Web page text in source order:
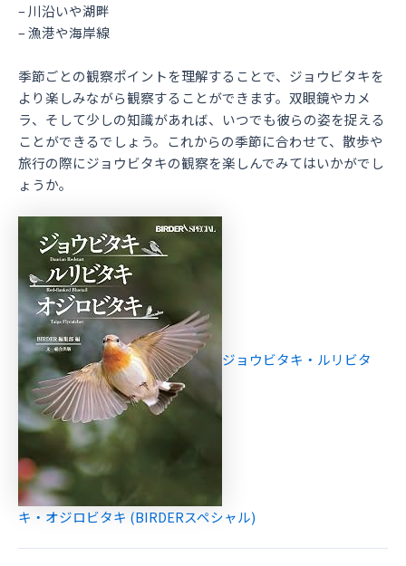
– 川沿いや湖畔
– 漁港や海岸線
季節ごとの観察ポイントを理解することで、ジョウビタキを
より楽しみながら観察することができます。双眼鏡やカメ
ラ、そして少しの知識があれば、いつでも彼らの姿を捉える
ことができるでしょう。これからの季節に合わせて、散歩や
旅行の際にジョウビタキの観察を楽しんでみてはいかがでし
ょうか。
ジョウビタキ・ルリビタ
キ・オジロビタキ (BIRDERスペシャル)